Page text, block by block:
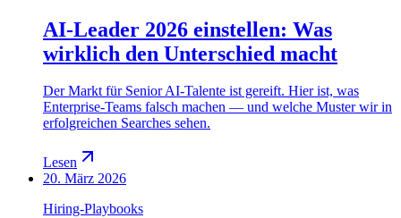
AI-Leader 2026 einstellen: Was
wirklich den Unterschied macht
Der Markt für Senior AI-Talente ist gereift. Hier ist, was
Enterprise-Teams falsch machen — und welche Muster wir in
erfolgreichen Searches sehen.
Lesen
20. März 2026
Hiring-Playbooks